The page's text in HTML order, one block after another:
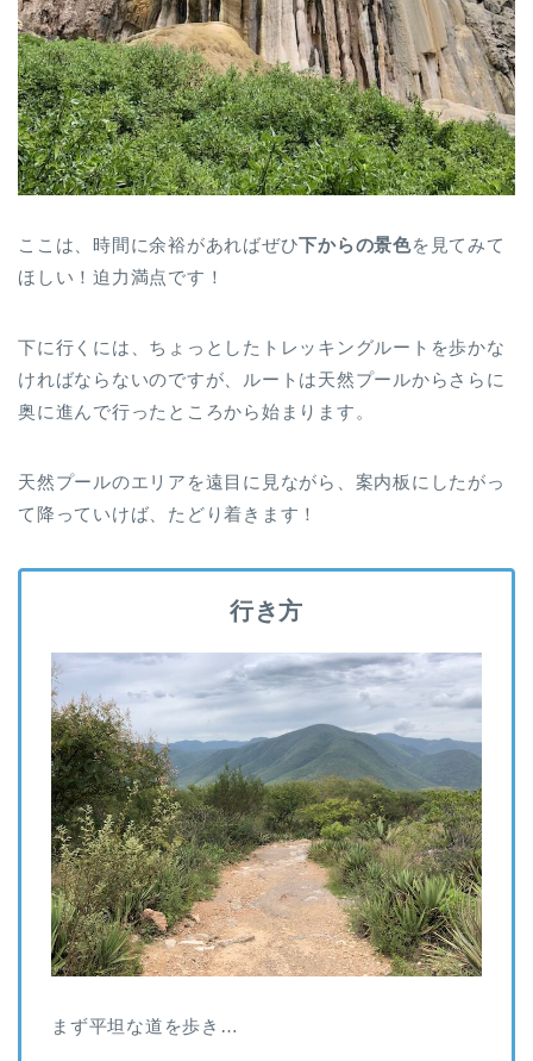
ここは、時間に余裕があればぜひ下からの景色を見てみて
ほしい！迫力満点です！
下に行くには、ちょっとしたトレッキングルートを歩かな
ければならないのですが、ルートは天然プールからさらに
奥に進んで行ったところから始まります。
天然プールのエリアを遠目に見ながら、案内板にしたがっ
て降っていけば、たどり着きます！
行き方
まず平坦な道を歩き…